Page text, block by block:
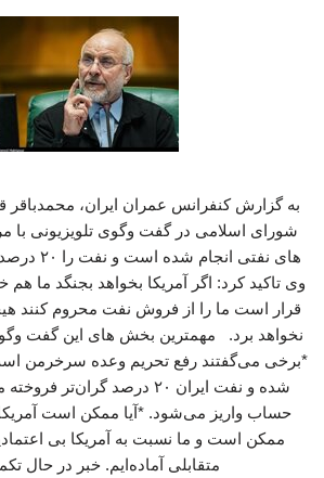
به گزارش کنفرانس عمران ایران،
شورای اسلامی در گفت وگوی تلویزیونی با
های نفتی
وی تاکید کرد: اگر آمریکا بخواهد بجنگد ما هم
قرار است ما را از فروش نفت محروم کنند
نخواهد برد. مهمترین بخش های این گفت وگو
*برخی می‌گفتند رفع تحریم وعده سرخرمن
شده و نفت ایران ۲۰ درصد
حساب واریز می‌شود. *آیا ممکن است
ممکن است و ما نسبت به آمریکا بی
متقابلی آماده‌ایم. خبر در حال